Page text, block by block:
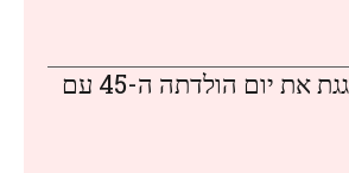
מגהן מרקל חוגגת את יום הולדתה ה-45 עם